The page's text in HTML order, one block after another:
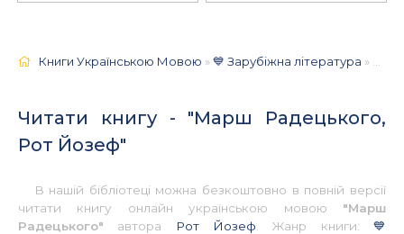
Книги Українською Мовою »💙 Зарубіжна література » Марш Радецького, Рот Йозеф 📚 - Українською
Читати книгу - "Марш Радецького,
Рот Йозеф"
В нашій бібліотеці можна безкоштовно в повній версії
читати книгу онлайн українською мовою "Марш
Радецького" автора Рот Йозеф . Жанр книги:💙